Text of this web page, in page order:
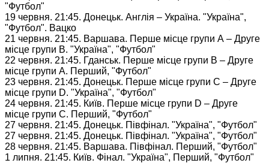
"Футбол"
19 червня. 21:45. Донецьк. Англія – Україна. "Україна",
"Футбол". Вацко
21 червня. 21:45. Варшава. Перше місце групи А – Друге
місце групи В. "Україна", "Футбол"
22 червня. 21:45. Гданськ. Перше місце групи В – Друге
місце групи А. Перший, "Футбол"
23 червня. 21:45. Донецьк. Перше місце групи С – Друге
місце групи D. "Україна", "Футбол"
24 червня. 21:45. Київ. Перше місце групи D – Друге
місце групи C. Перший, "Футбол"
27 червня. 21:45. Донецьк. Півфінал. "Україна", "Футбол"
27 червня. 21:45. Донецьк. Півфінал. "Україна", "Футбол"
28 червня. 21:45. Варшава. Півфінал. Перший, "Футбол"
1 липня. 21:45. Київ. Фінал. "Україна", Перший, "Футбол"